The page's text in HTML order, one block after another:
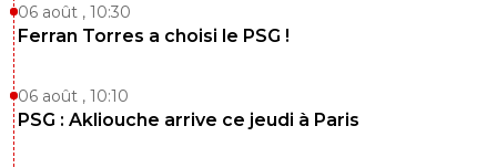
06 août , 10:30
Ferran Torres a choisi le PSG !
06 août , 10:10
PSG : Akliouche arrive ce jeudi à Paris